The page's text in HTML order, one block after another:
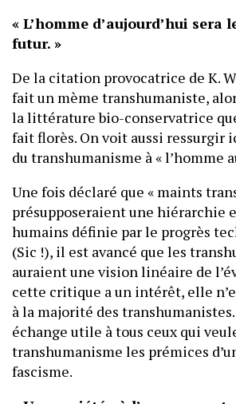
« L’homme d’aujourd’hui sera
futur. »
De la citation provocatrice de K.
fait un mème transhumaniste,
la littérature bio-conservatrice
fait florès. On voit aussi ressurgir
du transhumanisme à « l’homme
Une fois déclaré que « maints
présupposeraient une hiérarchie
humains définie par le progrès
(Sic !), il est avancé que les
auraient une vision linéaire de
cette critique a un intérêt, elle
à la majorité des
échange utile à tous ceux qui
transhumanisme les prémices
fascisme.